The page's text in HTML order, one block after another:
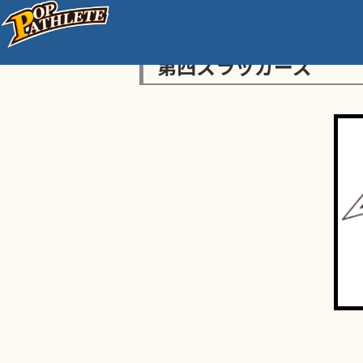
第四スラッガーズ